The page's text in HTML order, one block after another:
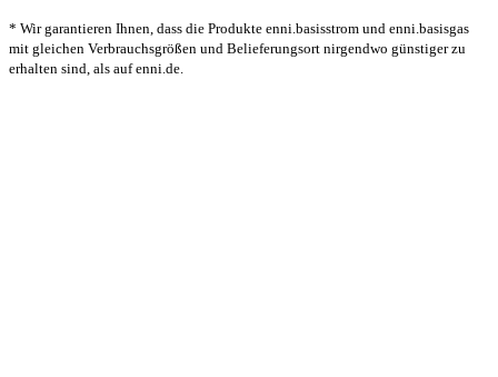
* Wir garantieren Ihnen, dass die Produkte enni.basisstrom und enni.basisgas
mit gleichen Verbrauchsgrößen und Belieferungsort nirgendwo günstiger zu
erhalten sind, als auf enni.de.